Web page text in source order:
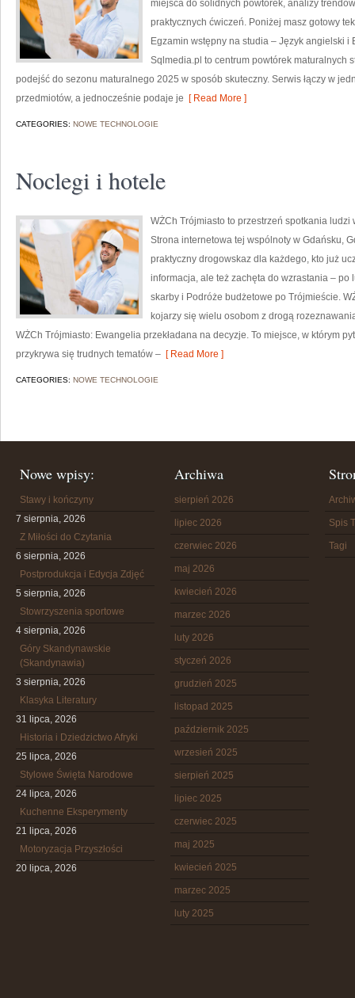
miejsca do solidnych powtórek, analizy
praktycznych ćwiczeń. Poniżej masz gotowy
Egzamin wstępny na studia – Język angielski
Sqlmedia.pl to centrum powtórek maturalnych
podejść do sezonu maturalnego 2025 w sposób skuteczny. Serwis łączy w
przedmiotów, a jednocześnie podaje je [ Read More ]
CATEGORIES: NOWE TECHNOLOGIE
Noclegi i hotele
WŻCh Trójmiasto to przestrzeń spotkania
Strona internetowa tej wspólnoty w Gdańsku,
praktyczny drogowskaz dla każdego, kto już
informacja, ale też zachęta do wzrastania – po
skarby i Podróże budżetowe po Trójmieście.
kojarzy się wielu osobom z drogą
WŻCh Trójmiasto: Ewangelia przekładana na decyzje. To miejsce, w którym
przykrywa się trudnych tematów – [ Read More ]
CATEGORIES: NOWE TECHNOLOGIE
Nowe wpisy:
Stawy i kończyny
7 sierpnia, 2026
Z Miłości do Czytania
6 sierpnia, 2026
Postprodukcja i Edycja Zdjęć
5 sierpnia, 2026
Stowrzyszenia sportowe
4 sierpnia, 2026
Góry Skandynawskie
(Skandynawia)
3 sierpnia, 2026
Klasyka Literatury
31 lipca, 2026
Historia i Dziedzictwo Afryki
25 lipca, 2026
Stylowe Święta Narodowe
24 lipca, 2026
Kuchenne Eksperymenty
21 lipca, 2026
Motoryzacja Przyszłości
20 lipca, 2026
Archiwa
sierpień 2026
lipiec 2026
czerwiec 2026
maj 2026
kwiecień 2026
marzec 2026
luty 2026
styczeń 2026
grudzień 2025
listopad 2025
październik 2025
wrzesień 2025
sierpień 2025
lipiec 2025
czerwiec 2025
maj 2025
kwiecień 2025
marzec 2025
luty 2025
Spis
Tagi